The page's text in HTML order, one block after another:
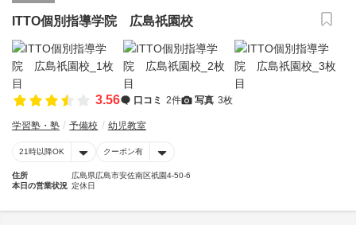
ITTO個別指導学院 広島祇園校
3.56 口コミ 2件 写真 3枚
学習塾・塾 予備校 幼児教室
21時以降OK クーポン有
住所
広島県広島市安佐南区祇園4-50-6
本日の営業状況 定休日